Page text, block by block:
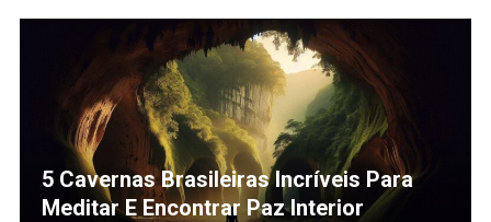
5 Cavernas Brasileiras Incríveis Para
Meditar E Encontrar Paz Interior